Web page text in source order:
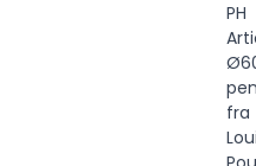
PH
fra